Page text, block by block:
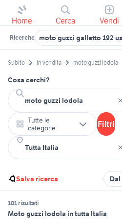
Home Cerca Vendi
Ricerche moto guzzi galletto 192
Subito In vendita moto guzzi lodola
Cosa cerchi?
Tutte le
categorie
Filtri
Salva ricerca
101 risultati
Moto guzzi lodola in tutta Italia